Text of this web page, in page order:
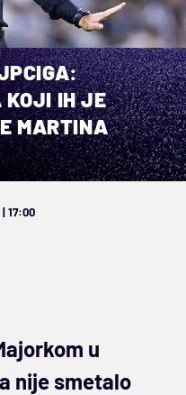
KOJI IH JE
MARTINA
17:00
u
nije smetalo